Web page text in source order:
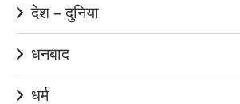
देश – दुनिया
धनबाद
धर्म